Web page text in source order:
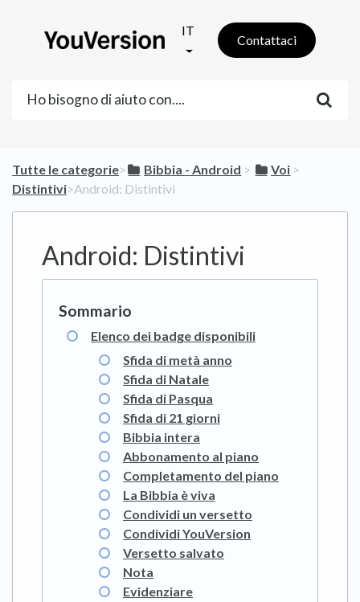
IT
Contattaci
Tutte le categorie​>​ ​Bibbia - Android ​ > ​ ​Voi ​ > ​
Distintivi​>​ Android: Distintivi
Android: Distintivi
Elenco dei badge disponibili
Sfida di metà anno
Sfida di Natale
Sfida di Pasqua
Sfida di 21 giorni
Bibbia intera
Abbonamento al piano
Completamento del piano
La Bibbia è viva
Condividi un versetto
Condividi YouVersion
Versetto salvato
Nota
Evidenziare